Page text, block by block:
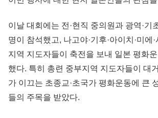
이날 대회에는 전·현직 중의원과 광역·기
명이 참석했고, 나고야·기후·아이치·미에
지역 지도자들이 축전을 보내 일본 평화
했다. 특히 총련 중부지역 지도자들이 대
가 이끄는 초종교·초국가 평화운동에 큰
들의 주목을 받았다.